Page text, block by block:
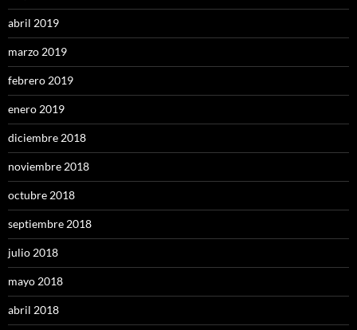
abril 2019
marzo 2019
febrero 2019
enero 2019
diciembre 2018
noviembre 2018
octubre 2018
septiembre 2018
julio 2018
mayo 2018
abril 2018